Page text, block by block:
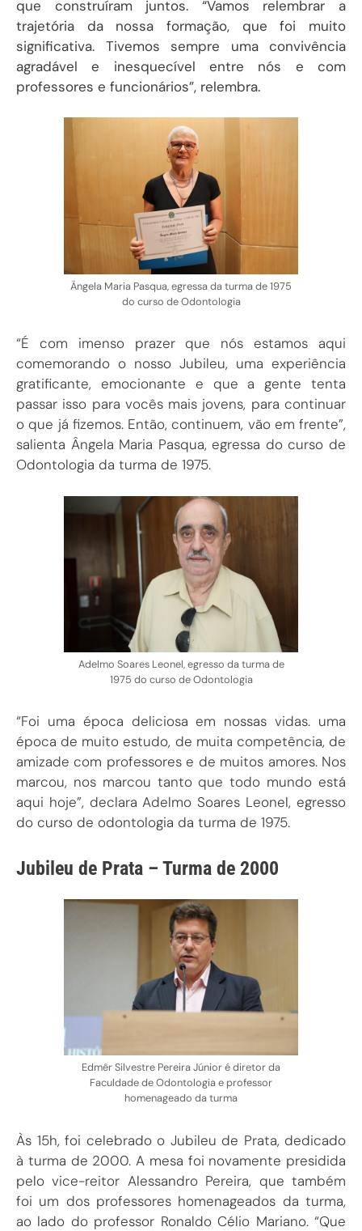
que construíram juntos. “Vamos relembrar a
trajetória da nossa formação, que foi muito
significativa. Tivemos sempre uma convivência
agradável e inesquecível entre nós e com
professores e funcionários”, relembra.
Ângela Maria Pasqua, egressa da turma de 1975
do curso de Odontologia
“É com imenso prazer que nós estamos aqui
comemorando o nosso Jubileu, uma experiência
gratificante, emocionante e que a gente tenta
passar isso para vocês mais jovens, para continuar
o que já fizemos. Então, continuem, vão em frente”,
salienta Ângela Maria Pasqua, egressa do curso de
Odontologia da turma de 1975.
Adelmo Soares Leonel, egresso da turma de
1975 do curso de Odontologia
“Foi uma época deliciosa em nossas vidas. uma
época de muito estudo, de muita competência, de
amizade com professores e de muitos amores. Nos
marcou, nos marcou tanto que todo mundo está
aqui hoje”, declara Adelmo Soares Leonel, egresso
do curso de odontologia da turma de 1975.
Jubileu de Prata – Turma de 2000
Edmêr Silvestre Pereira Júnior é diretor da
Faculdade de Odontologia e professor
homenageado da turma
Às 15h, foi celebrado o Jubileu de Prata, dedicado
à turma de 2000. A mesa foi novamente presidida
pelo vice-reitor Alessandro Pereira, que também
foi um dos professores homenageados da turma,
ao lado do professor Ronaldo Célio Mariano. “Que